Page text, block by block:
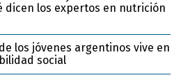
dicen los expertos en nutrición
los jóvenes argentinos vive en
social